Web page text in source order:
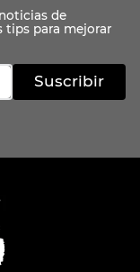
Suscribir